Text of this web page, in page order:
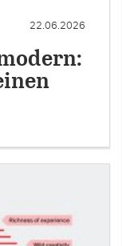
22.06.2026